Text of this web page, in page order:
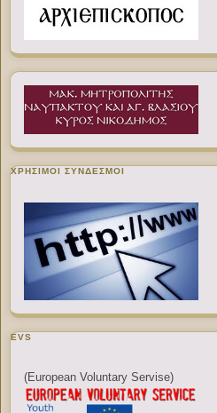
ΧΡΉΣΙΜΟΙ ΣΎΝΔΕΣΜΟΙ
EVS
(European Voluntary Servise)